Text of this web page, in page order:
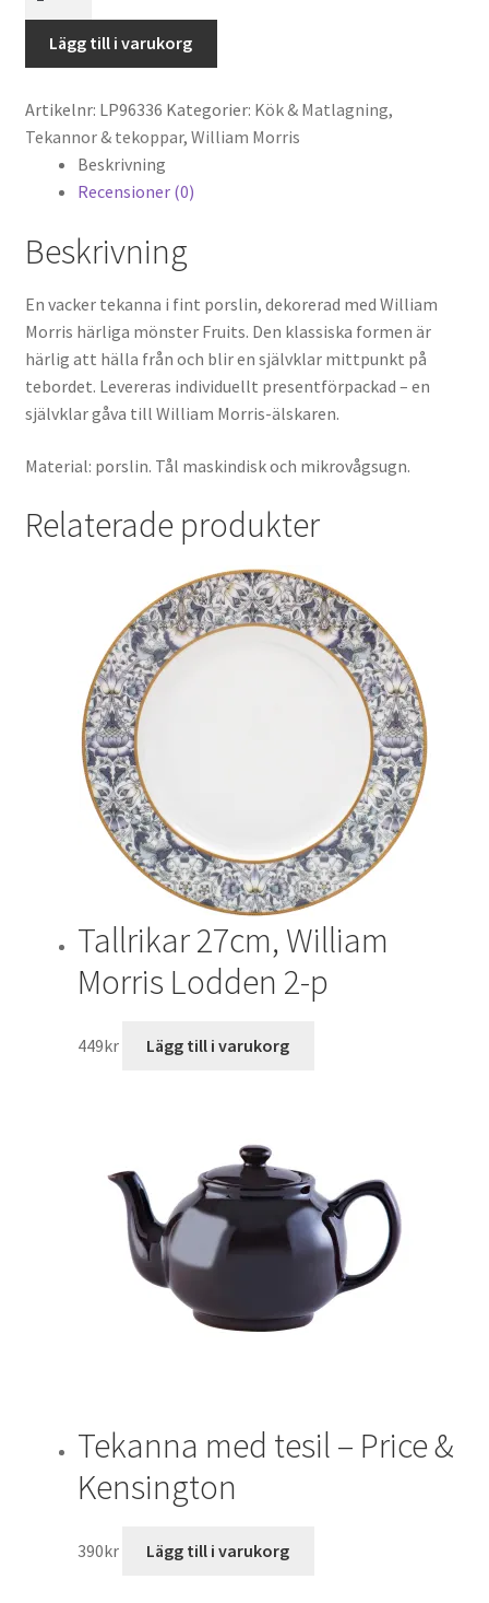
Fruits
Tekanna
Lägg till i varukorg
Artikelnr: LP96336 Kategorier: Kök & Matlagning,
Tekannor & tekoppar, William Morris
Beskrivning
Recensioner (0)
Beskrivning
En vacker tekanna i fint porslin, dekorerad med William
Morris härliga mönster Fruits. Den klassiska formen är
härlig att hälla från och blir en självklar mittpunkt på
tebordet. Levereras individuellt presentförpackad – en
självklar gåva till William Morris-älskaren.
Material: porslin. Tål maskindisk och mikrovågsugn.
Relaterade produkter
Tallrikar 27cm, William
Morris Lodden 2-p
449kr Lägg till i varukorg
Tekanna med tesil – Price &
Kensington
390kr Lägg till i varukorg